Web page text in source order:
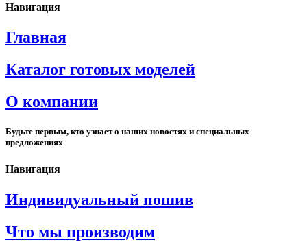
Навигация
Главная
Каталог готовых моделей
О компании
Будьте первым, кто узнает о наших новостях и специальных
предложениях
Навигация
Индивидуальный пошив
Что мы производим